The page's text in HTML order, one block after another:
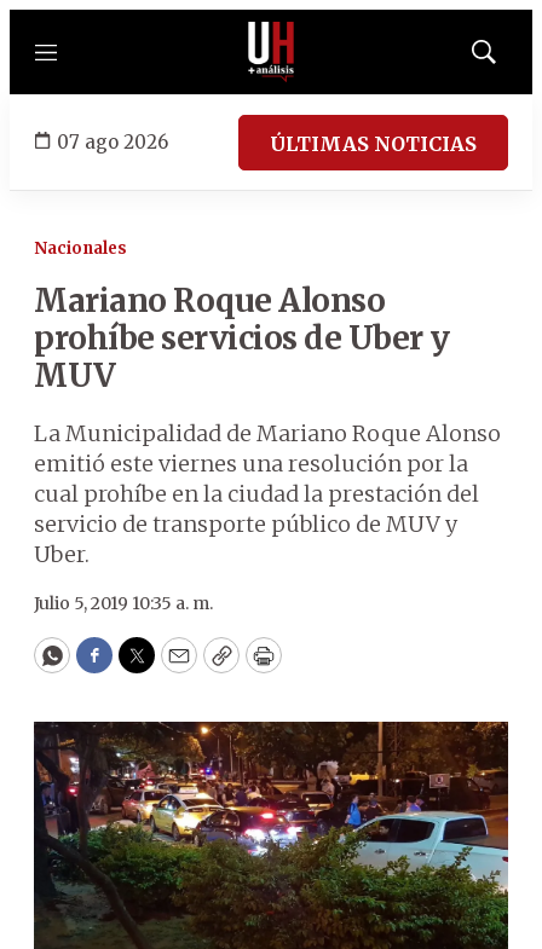
Menú
Mostrar
07 ago 2026 ÚLTIMAS NOTICIAS
Nacionales
Mariano Roque Alonso
prohíbe servicios de Uber y
MUV
La Municipalidad de Mariano Roque Alonso
emitió este viernes una resolución por la
cual prohíbe en la ciudad la prestación del
servicio de transporte público de MUV y
Uber.
Julio 5, 2019 10:35 a. m.
WhatsApp
Facebook
Twitter
EmailCopyPrint